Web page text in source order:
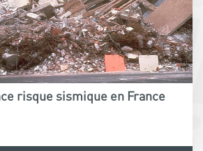
risque sismique en France